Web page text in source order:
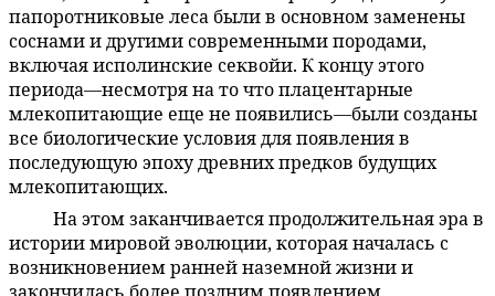
папоротниковые леса были в основном заменены
соснами и другими современными породами,
включая исполинские секвойи. К концу этого
периода—несмотря на то что плацентарные
млекопитающие еще не появились—были созданы
все биологические условия для появления в
последующую эпоху древних предков будущих
млекопитающих.
На этом заканчивается продолжительная эра в
истории мировой эволюции, которая началась с
возникновением ранней наземной жизни и